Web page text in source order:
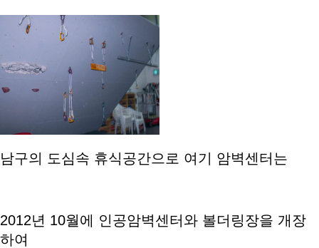
남구의 도심속 휴식공간으로 여기 암벽센터는
2012년 10월에 인공암벽센터와 볼더링장을 개장
하여